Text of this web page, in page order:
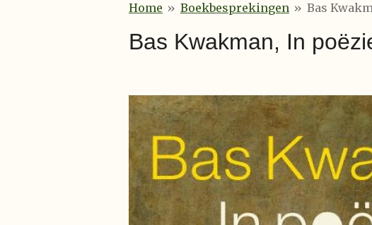
Home » Boekbesprekingen » Bas
Bas Kwakman, In